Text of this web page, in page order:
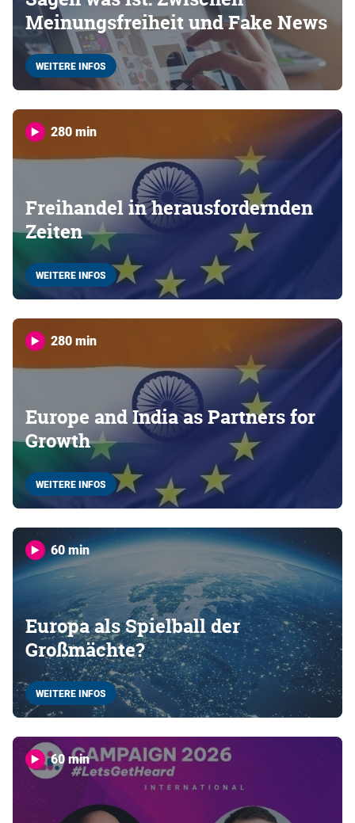
Meinungsfreiheit und Fake News
WEITERE INFOS
280 min
Freihandel in herausfordernden
Zeiten
WEITERE INFOS
280 min
Europe and India as Partners for
Growth
WEITERE INFOS
60 min
Europa als Spielball der
Großmächte?
WEITERE INFOS
60 min